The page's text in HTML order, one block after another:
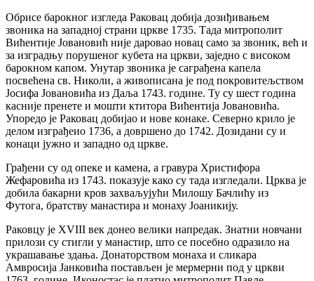
Обрисе барокног изгледа Раковац добија дозиђивањем
звоника на западној страни цркве 1735. Тада митрополит
Вићентије Јовановић није даровао новац само за звоник, већ и
за изградњу порушеног кубета на цркви, заједно с високом
барокном капом. Унутар звоника је саграђена капела
посвећена св. Николи, а живописана је под покровитељством
Јосифа Јовановића из Даља 1743. године. Ту су шест година
касније пренете и мошти ктитора Вићентија Јовановића.
Упоредо је Раковац добијао и нове конаке. Северно крило је
делом изграђеио 1736, а довршено до 1742. Дозидани су и
конаци јужно и западно од цркве.
Грађени су од опеке и камена, а гравура Христифора
Жефаровића из 1743. показује како су тада изгледали. Црква је
добила бакарни кров захваљујући Милошу Бачлићу из
Футога, братству манастира и монаху Јоаникију.
Раковцу је XVIII век донео велики напредак. Знатни новчани
прилози су стигли у манастир, што се посебно одразило на
украшавање здања. Донаторством монаха и сликара
Амвросија Јанковића постављен је мермерни под у цркви